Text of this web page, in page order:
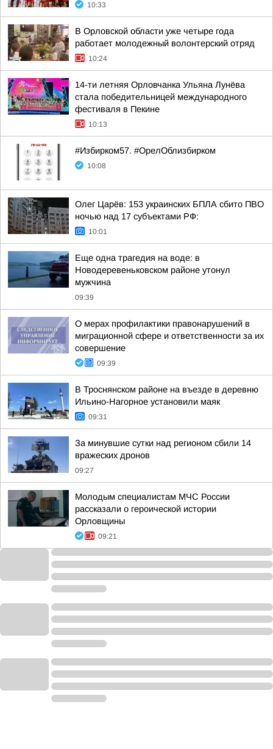
10:33
В Орловской области уже четыре года
работает молодежный волонтерский отряд
10:24
14-ти летняя Орловчанка Ульяна Лунёва
стала победительницей международного
фестиваля в Пекине
10:13
#Избирком57. #ОрелОблизбирком
10:08
Олег Царёв: 153 украинских БПЛА сбито ПВО
ночью над 17 субъектами РФ:
10:01
Еще одна трагедия на воде: в
Новодеревеньковском районе утонул
мужчина
09:39
О мерах профилактики правонарушений в
миграционной сфере и ответственности за их
совершение
09:39
В Троснянском районе на въезде в деревню
Ильино-Нагорное установили маяк
09:31
За минувшие сутки над регионом сбили 14
вражеских дронов
09:27
Молодым специалистам МЧС России
рассказали о героической истории
Орловщины
09:21